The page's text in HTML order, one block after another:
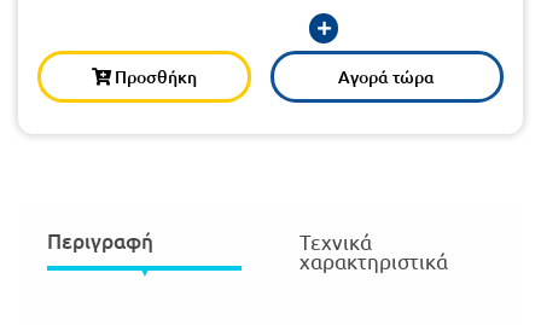
Θεματικά
Ημερολόγια
Βιβλία
Εκπαίδευση
STE(A)M
Β΄
Τάξη
Λύκειο
Προσθήκη Αγορά τώρα
Περιγραφή Τεχνικά
χαρακτηριστικά